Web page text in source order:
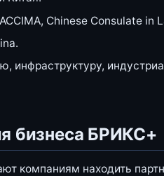
Chinese Consulate in
инфраструктуру,
бизнеса БРИКС+
компаниям находить